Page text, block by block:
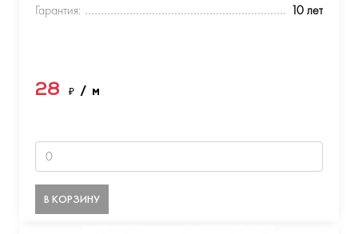
Гарантия:
10 лет
28 ₽ / м
В КОРЗИНУ